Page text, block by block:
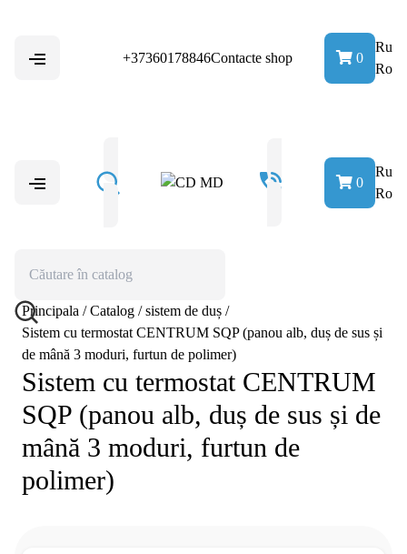
+37360178846Contacte shop 0
Ru
Ro
0
Ru
Ro
Principala / Catalog / sistem de duș /
Sistem cu termostat CENTRUM SQP (panou alb, duș de sus și
de mână 3 moduri, furtun de polimer)
Sistem cu termostat CENTRUM
SQP (panou alb, duș de sus și de
mână 3 moduri, furtun de
polimer)